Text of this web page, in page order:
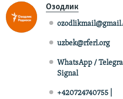
Озодлик
uzbek@rferl.org
WhatsApp /
Signal
+420724740755 |